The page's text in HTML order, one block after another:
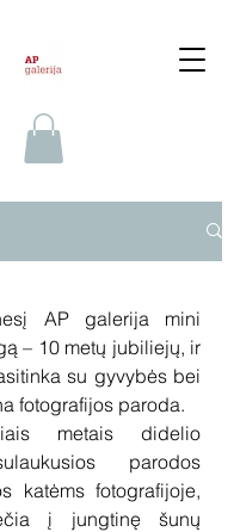
AP galerija mini
– 10 metų jubiliejų, ir
su gyvybės bei
fotografijos paroda.
metais didelio
parodos
katėms fotografijoje,
į jungtinę šunų